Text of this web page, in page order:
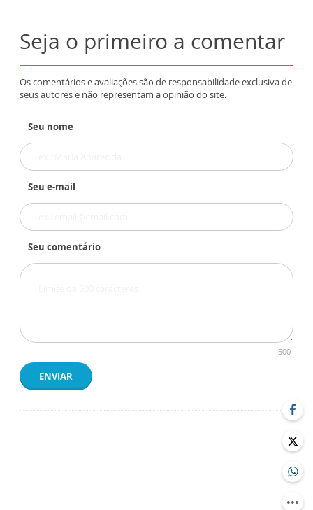
Seja o primeiro a comentar
Os comentários e avaliações são de responsabilidade exclusiva de
seus autores e não representam a opinião do site.
Seu nome
Seu e-mail
Seu comentário
500
ENVIAR